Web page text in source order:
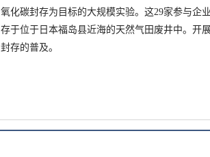
氧化碳封存为目标的大规模实验。这29家参与企
存于位于日本福岛县近海的天然气田废井中。开
封存的普及。